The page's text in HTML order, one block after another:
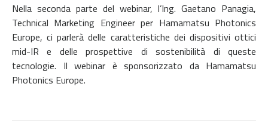
Nella seconda parte del webinar, l’Ing. Gaetano Panagia,
Technical Marketing Engineer per Hamamatsu Photonics
Europe, ci parlerà delle caratteristiche dei dispositivi ottici
mid-IR e delle prospettive di sostenibilità di queste
tecnologie. Il webinar è sponsorizzato da Hamamatsu
Photonics Europe.